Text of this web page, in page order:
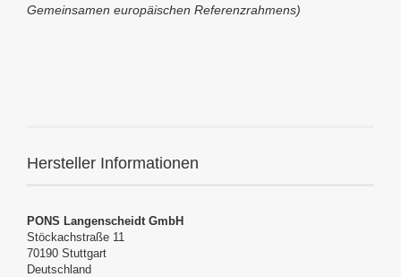
Gemeinsamen europäischen Referenzrahmens)
Hersteller Informationen
PONS Langenscheidt GmbH
Stöckachstraße 11
70190 Stuttgart
Deutschland